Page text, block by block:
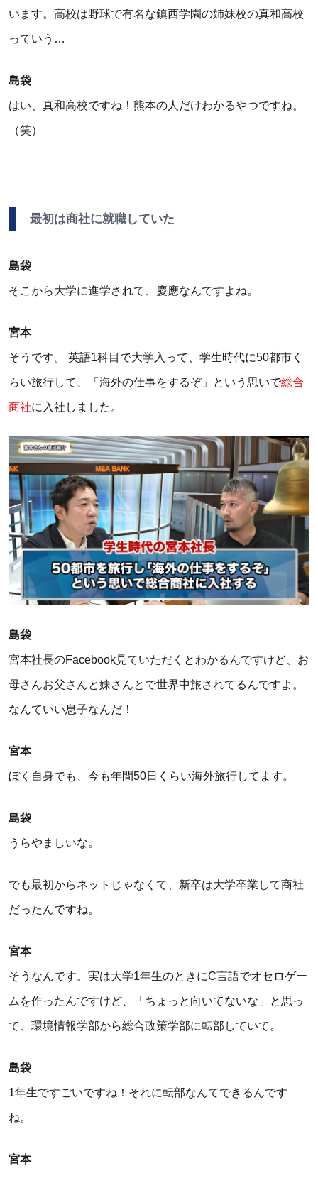
います。高校は野球で有名な鎮西学園の姉妹校の真和高校
っていう…
島袋
はい、真和高校ですね！熊本の人だけわかるやつですね。
（笑）
最初は商社に就職していた
島袋
そこから大学に進学されて、慶應なんですよね。
宮本
そうです。 英語1科目で大学入って、学生時代に50都市く
らい旅行して、「海外の仕事をするぞ」という思いで総合
商社に入社しました。
島袋
宮本社長のFacebook見ていただくとわかるんですけど、お
母さんお父さんと妹さんとで世界中旅されてるんですよ。
なんていい息子なんだ！
宮本
ぼく自身でも、今も年間50日くらい海外旅行してます。
島袋
うらやましいな。
でも最初からネットじゃなくて、新卒は大学卒業して商社
だったんですね。
宮本
そうなんです。実は大学1年生のときにC言語でオセロゲー
ムを作ったんですけど、「ちょっと向いてないな」と思っ
て、環境情報学部から総合政策学部に転部していて。
島袋
1年生ですごいですね！それに転部なんてできるんです
ね。
宮本